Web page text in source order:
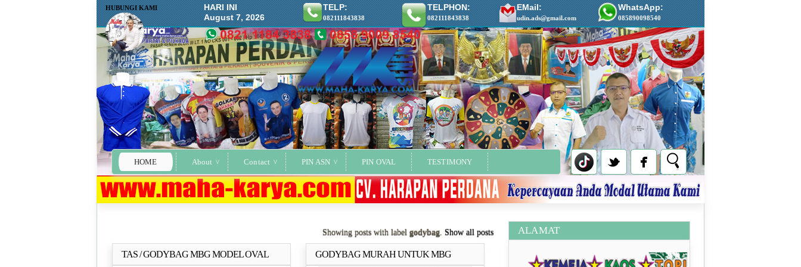
HOME About Contact PIN ASN PIN OVAL TESTIMONY
HUBUNGI KAMI
HARI INI
August 7, 2026
TELP:
082111843838
TELPHON:
082111843838
EMail:
udin.ads@gmail.com
WhatsApp:
085890098540
Showing posts with label godybag. Show all posts
TAS / GODYBAG MBG MODEL OVAL
Selengkapnya..
GODYBAG MURAH UNTUK MBG
Selengkapnya..
ALAMAT